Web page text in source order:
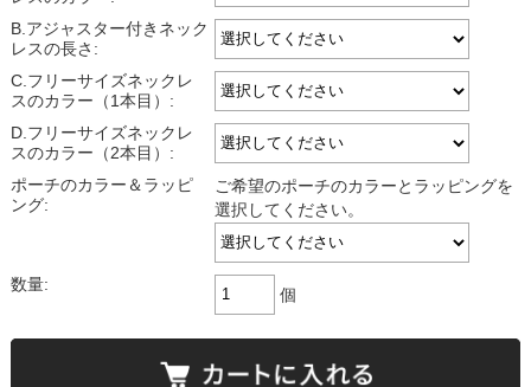
B.アジャスター付きネック
レスの長さ:
C.フリーサイズネックレ
スのカラー（1本目）:
D.フリーサイズネックレ
スのカラー（2本目）:
ポーチのカラー＆ラッピ
ング:
ご希望のポーチのカラーとラッピングを
選択してください。
数量:
個